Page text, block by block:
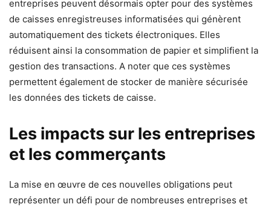
entreprises peuvent désormais opter pour des systèmes
de caisses enregistreuses informatisées qui génèrent
automatiquement des tickets électroniques. Elles
réduisent ainsi la consommation de papier et simplifient la
gestion des transactions. A noter que ces systèmes
permettent également de stocker de manière sécurisée
les données des tickets de caisse.
Les impacts sur les entreprises
et les commerçants
La mise en œuvre de ces nouvelles obligations peut
représenter un défi pour de nombreuses entreprises et